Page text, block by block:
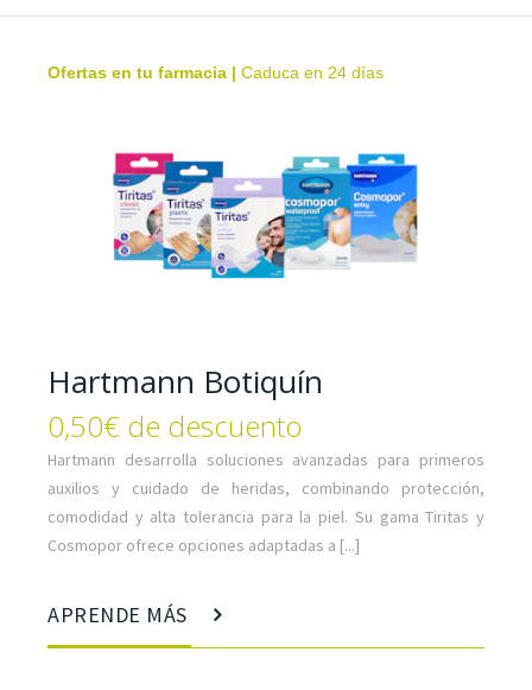
Ofertas en tu farmacia | Caduca en 24 días
Hartmann Botiquín
0,50€ de descuento
Hartmann desarrolla soluciones avanzadas para primeros
auxilios y cuidado de heridas, combinando protección,
comodidad y alta tolerancia para la piel. Su gama Tiritas y
Cosmopor ofrece opciones adaptadas a [...]
APRENDE MÁS